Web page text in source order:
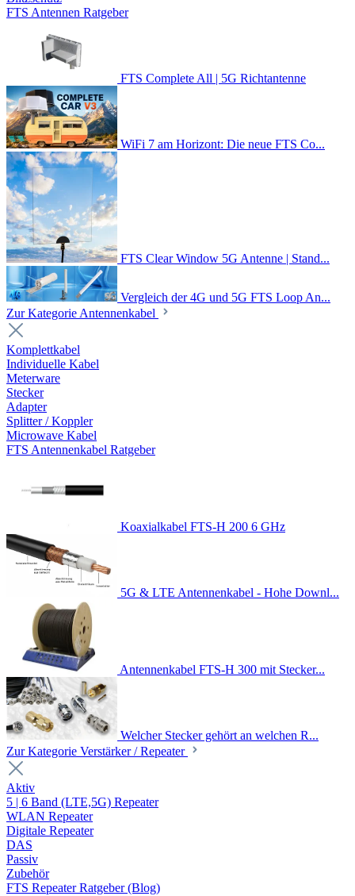
FTS Antennen Ratgeber
FTS Complete All | 5G Richtantenne
WiFi 7 am Horizont: Die neue FTS Co...
FTS Clear Window 5G Antenne | Stand...
Vergleich der 4G und 5G FTS Loop An...
Zur Kategorie Antennenkabel
Komplettkabel
Individuelle Kabel
Meterware
Stecker
Adapter
Splitter / Koppler
Microwave Kabel
FTS Antennenkabel Ratgeber
Koaxialkabel FTS-H 200 6 GHz
5G & LTE Antennenkabel - Hohe Downl...
Antennenkabel FTS-H 300 mit Stecker...
Welcher Stecker gehört an welchen R...
Zur Kategorie Verstärker / Repeater
Aktiv
5 | 6 Band (LTE,5G) Repeater
WLAN Repeater
Digitale Repeater
DAS
Passiv
Zubehör
FTS Repeater Ratgeber (Blog)